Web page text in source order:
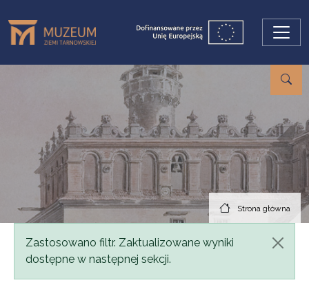
Strona główna
Komunikat
Zastosowano filtr. Zaktualizowane wyniki
dostępne w następnej sekcji.